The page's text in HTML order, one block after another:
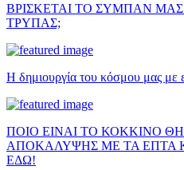
ΒΡΙΣΚΕΤΑΙ ΤΟ ΣΥΜΠΑΝ
ΤΡΥΠΑΣ;
Η δημιουργία του κόσμου μας με
ΠΟΙΟ ΕΙΝΑΙ ΤΟ ΚΟΚΚΙΝΟ
ΑΠΟΚΑΛΥΨΗΣ ΜΕ ΤΑ ΕΠΤΑ
ΕΔΩ!